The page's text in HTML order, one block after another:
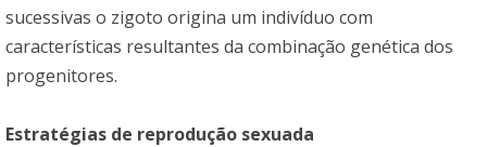
sucessivas o zigoto origina um indivíduo com
características resultantes da combinação genética dos
progenitores.
Estratégias de reprodução sexuada